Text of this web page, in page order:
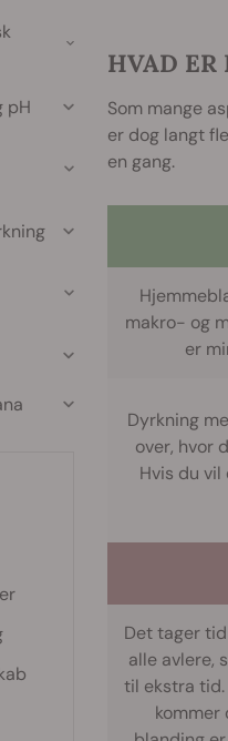
HVAD ER
Som mange
er dog langt
en gang.
makro- og
er
Dyrkning
over, hvor
Hvis du
Det tager
alle avlere,
til ekstra
kommer
pH